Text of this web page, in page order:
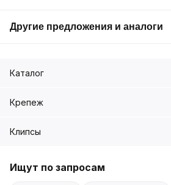
Другие предложения и аналоги
Каталог
Крепеж
Клипсы
Ищут по запросам